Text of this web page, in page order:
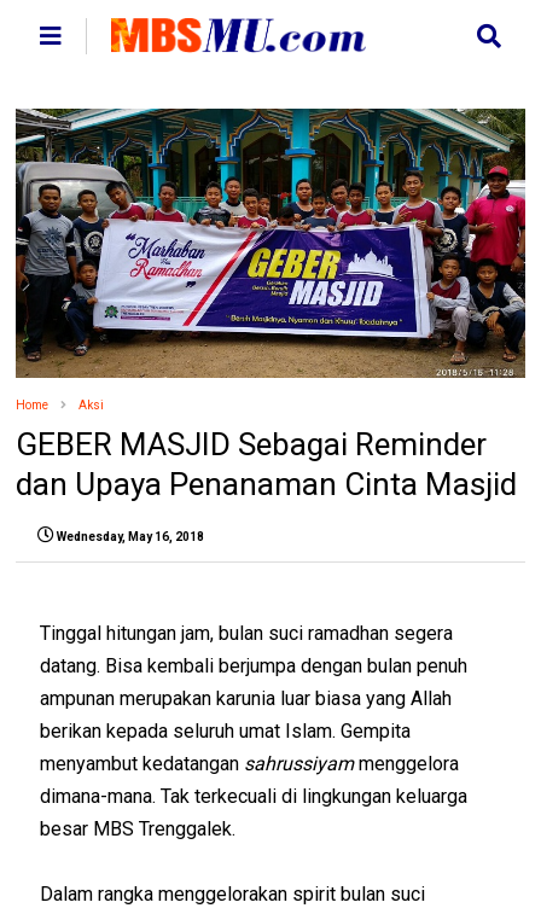
Home Aksi
GEBER MASJID Sebagai Reminder
dan Upaya Penanaman Cinta Masjid
Wednesday, May 16, 2018
Tinggal hitungan jam, bulan suci ramadhan segera
datang. Bisa kembali berjumpa dengan bulan penuh
ampunan merupakan karunia luar biasa yang Allah
berikan kepada seluruh umat Islam. Gempita
menyambut kedatangan sahrussiyammenggelora
dimana-mana. Tak terkecuali di lingkungan keluarga
besar MBS Trenggalek.
Dalam rangka menggelorakan spirit bulan suci